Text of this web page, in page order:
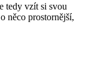
tedy vzít si svou
něco prostornější,